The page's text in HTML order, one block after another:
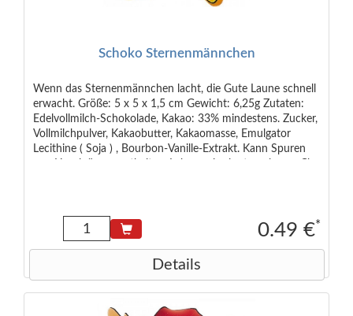
Schoko Sternenmännchen
Wenn das Sternenmännchen lacht, die Gute Laune schnell
erwacht. Größe: 5 x 5 x 1,5 cm Gewicht: 6,25g Zutaten:
Edelvollmilch-Schokolade, Kakao: 33% mindestens. Zucker,
Vollmilchpulver, Kakaobutter, Kakaomasse, Emulgator
Lecithine ( Soja ) , Bourbon-Vanille-Extrakt. Kann Spuren
0.49 €*
Details